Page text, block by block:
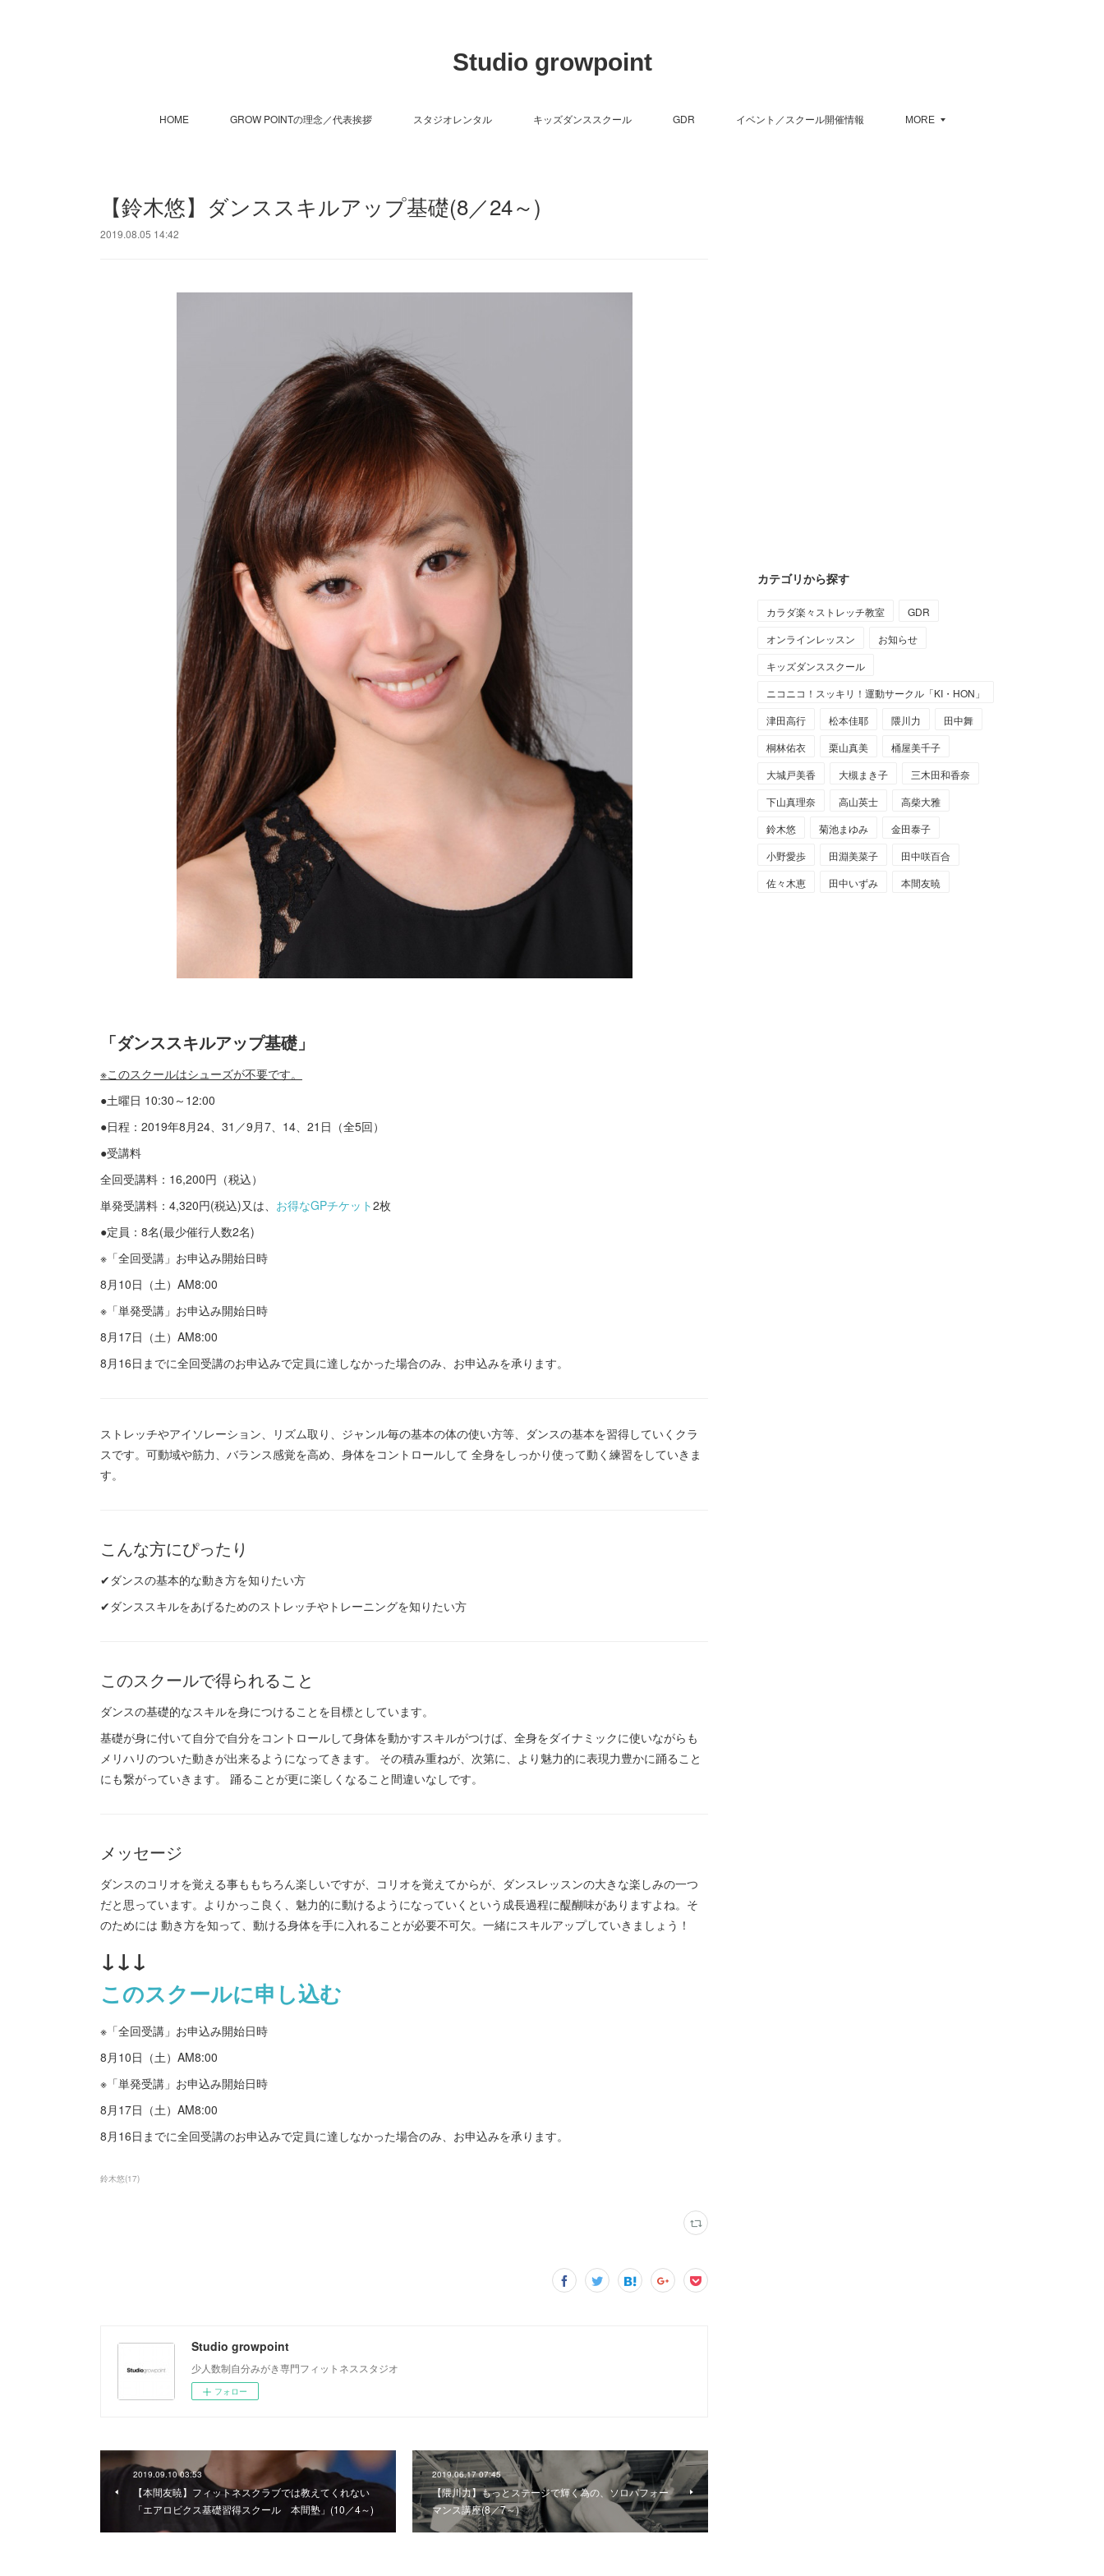
Studio growpoint
HOME GROW POINTの理念／代表挨拶 スタジオレンタル キッズダンススクール GDR イベント／スクール開催情報 MORE
【鈴木悠】ダンススキルアップ基礎(8／24～)
2019.08.05 14:42
「ダンススキルアップ基礎」
※このスクールはシューズが不要です。
●土曜日 10:30～12:00
●日程：2019年8月24、31／9月7、14、21日（全5回）
●受講料
全回受講料：16,200円（税込）
単発受講料：4,320円(税込)又は、 お得なGPチケット2枚
●定員：8名(最少催行人数2名)
※「全回受講」お申込み開始日時
8月10日（土）AM8:00
※「単発受講」お申込み開始日時
8月17日（土）AM8:00
8月16日までに全回受講のお申込みで定員に達しなかった場合のみ、お申込みを承ります。
ストレッチやアイソレーション、リズム取り、ジャンル毎の基本の体の使い方等、ダンスの基本を習得していくクラ
スです。可動域や筋力、バランス感覚を高め、身体をコントロールして 全身をしっかり使って動く練習をしていきま
す。
こんな方にぴったり
✔ダンスの基本的な動き方を知りたい方
✔ダンススキルをあげるためのストレッチやトレーニングを知りたい方
このスクールで得られること
ダンスの基礎的なスキルを身につけることを目標としています。
基礎が身に付いて自分で自分をコントロールして身体を動かすスキルがつけば、全身をダイナミックに使いながらも
メリハリのついた動きが出来るようになってきます。 その積み重ねが、次第に、より魅力的に表現力豊かに踊ること
にも繋がっていきます。 踊ることが更に楽しくなること間違いなしです。
メッセージ
ダンスのコリオを覚える事ももちろん楽しいですが、コリオを覚えてからが、ダンスレッスンの大きな楽しみの一つ
だと思っています。よりかっこ良く、魅力的に動けるようになっていくという成長過程に醍醐味がありますよね。そ
のためには 動き方を知って、動ける身体を手に入れることが必要不可欠。一緒にスキルアップしていきましょう！
↓↓↓
このスクールに申し込む
※「全回受講」お申込み開始日時
8月10日（土）AM8:00
※「単発受講」お申込み開始日時
8月17日（土）AM8:00
8月16日までに全回受講のお申込みで定員に達しなかった場合のみ、お申込みを承ります。
鈴木悠(17)
Studio growpoint
少人数制自分みがき専門フィットネススタジオ
フォロー
2019.09.10 03:53
【本間友暁】フィットネスクラブでは教えてくれない
「エアロビクス基礎習得スクール 本間塾」(10／4～)
2019.06.17 07:45
【隈川力】もっとステージで輝く為の、ソロパフォー
マンス講座(8／7～)
カテゴリから探す
カラダ楽々ストレッチ教室
GDR
オンラインレッスン
お知らせ
キッズダンススクール
ニコニコ！スッキリ！運動サークル「KI・HON」
津田高行
松本佳耶 隈川力
田中舞
桐林佑衣
栗山真美
桶屋美千子
大城戸美香
大槻まき子
三木田和香奈
下山真理奈
高山英士
高柴大雅
鈴木悠
菊池まゆみ
金田泰子
小野愛歩
田淵美菜子
田中咲百合
佐々木恵
田中いずみ 本間友暁